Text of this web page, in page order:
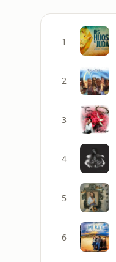
1
2
3
4
5
6